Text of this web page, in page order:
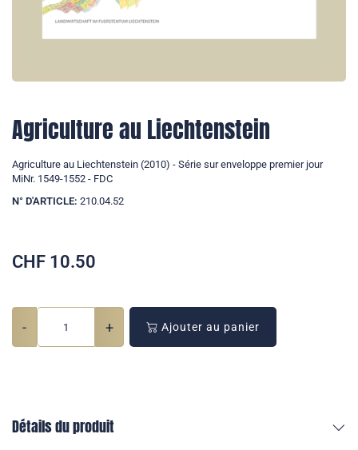
Agriculture au Liechtenstein
Agriculture au Liechtenstein (2010) - Série sur enveloppe premier jour
MiNr. 1549-1552 - FDC
N° D'ARTICLE: 210.04.52
CHF 10.50
- + Ajouter au panier
Détails du produit